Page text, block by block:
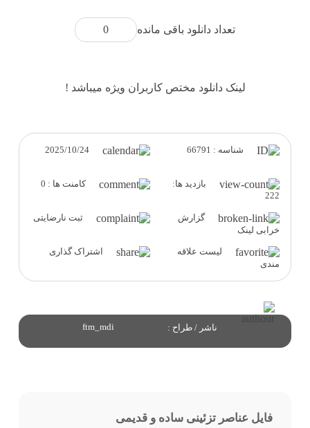
تعداد دانلود باقی مانده 0
لینک دانلود مختص کاربران ویژه میباشد !
شناسه : 66791 2025/10/24
بازدید ها:
222
کامنت ها : 0
گزارش
خرابی لینک
ثبت نارضایتی
لیست علاقه
مندی
اشتراک گذاری
ناشر / طراح : ftm_mdi
فایل عناصر تزئینی ساده و قدیمی